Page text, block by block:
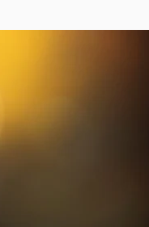
um deine beste
Mehr als 1 Million
Kreativen, Unternehmen,